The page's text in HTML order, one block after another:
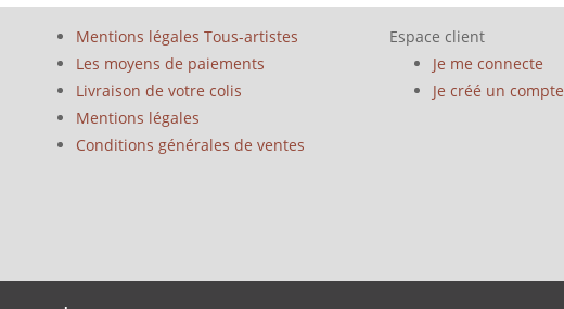
Mentions légales Tous-artistes
Les moyens de paiements
Livraison de votre colis
Mentions légales
Conditions générales de ventes
Espace client
Je me connecte
Je créé un compte